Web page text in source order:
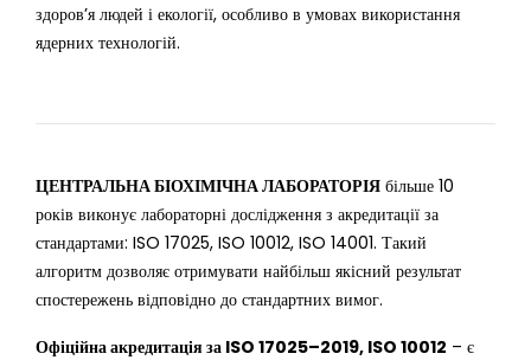
здоров’я людей і екології, особливо в умовах використання
ядерних технологій.
ЦЕНТРАЛЬНА БІОХІМІЧНА ЛАБОРАТОРІЯ більше 10
років виконує лабораторні дослідження з акредитації за
стандартами: ISO 17025, ISO 10012, ISO 14001. Такий
алгоритм дозволяє отримувати найбільш якісний результат
спостережень відповідно до стандартних вимог.
Офіційна акредитація за ISO 17025–2019, ISO 10012 – є